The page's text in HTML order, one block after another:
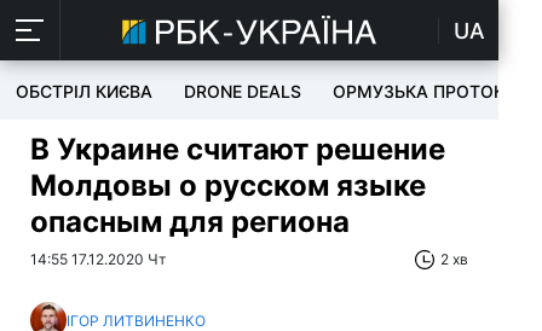
UA
ОБСТРІЛ КИЄВА DRONE DEALS ОРМУЗЬКА ПРОТОКА
В Украине считают решение
Молдовы о русском языке
опасным для региона
14:55 17.12.2020 Чт 2 хв
ІГОР ЛИТВИНЕНКО